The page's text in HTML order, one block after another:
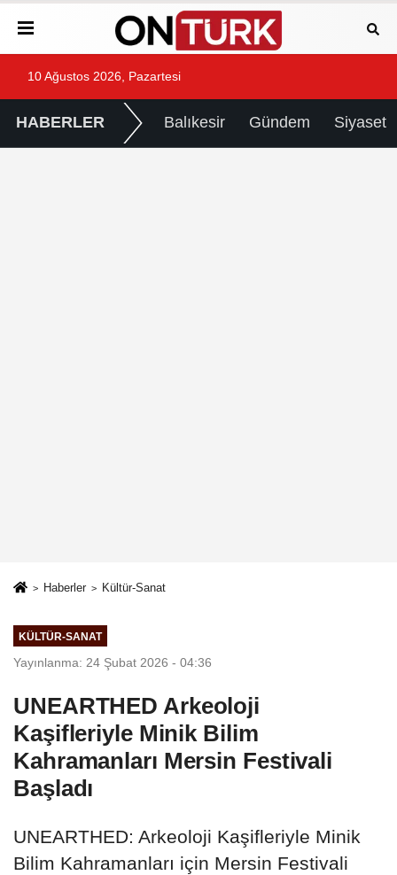
10 Ağustos 2026, Pazartesi
HABERLER Balıkesir Gündem Siyaset
Haberler Kültür-Sanat
KÜLTÜR-SANAT
Yayınlanma: 24 Şubat 2026 - 04:36
UNEARTHED Arkeoloji
Kaşifleriyle Minik Bilim
Kahramanları Mersin Festivali
Başladı
UNEARTHED: Arkeoloji Kaşifleriyle Minik
Bilim Kahramanları için Mersin Festivali